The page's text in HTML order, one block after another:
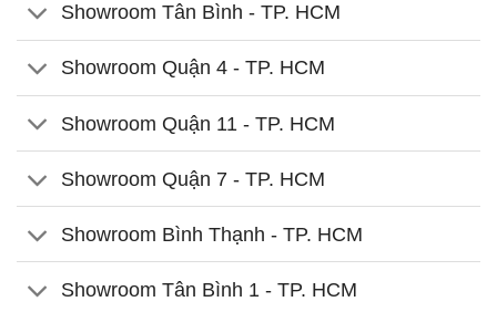
Showroom Tân Bình - TP. HCM
Showroom Quận 4 - TP. HCM
Showroom Quận 11 - TP. HCM
Showroom Quận 7 - TP. HCM
Showroom Bình Thạnh - TP. HCM
Showroom Tân Bình 1 - TP. HCM